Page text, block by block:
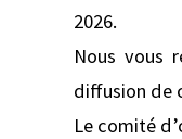
2026.
Nous vous
diffusion de
Le comité